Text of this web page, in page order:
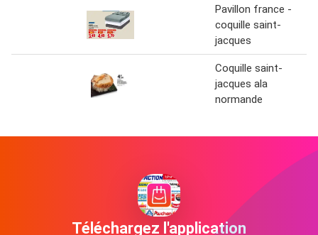
Pavillon france -
coquille saint-
jacques
Coquille saint-
jacques ala
normande
Téléchargez l'application